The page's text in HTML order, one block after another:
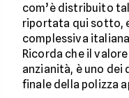
com’è distribuito
riportata qui sotto,
complessiva
Ricorda che il
anzianità, è uno dei
finale della polizza